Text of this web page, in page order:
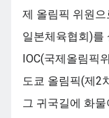
제 올림픽 위원
일본체육협회)를
IOC(국제올림픽
도쿄 올림픽(제2
그 귀국길에 화